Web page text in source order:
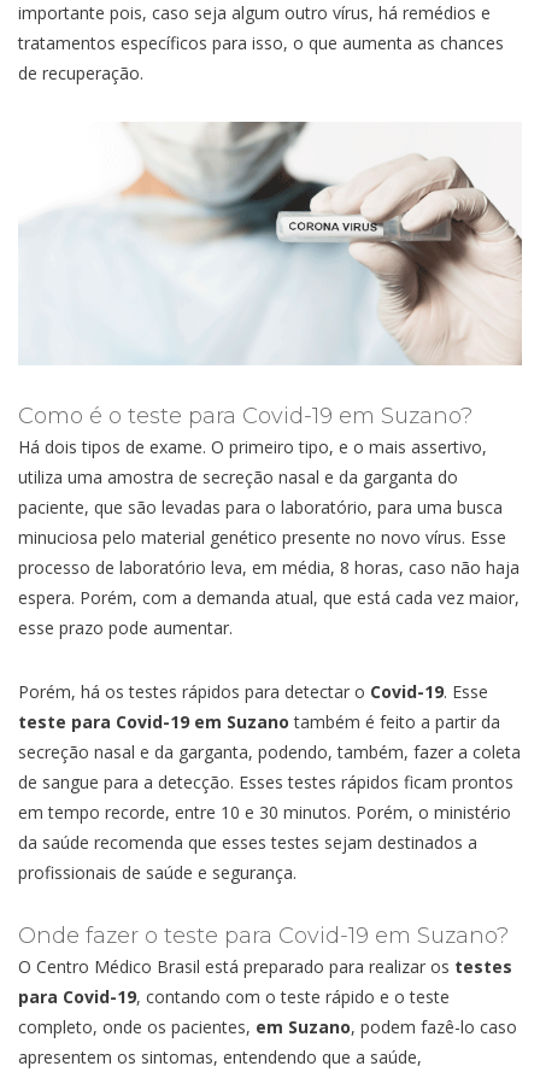
importante pois, caso seja algum outro vírus, há remédios e
tratamentos específicos para isso, o que aumenta as chances
de recuperação.
Como é o teste para Covid-19 em Suzano?
Há dois tipos de exame. O primeiro tipo, e o mais assertivo,
utiliza uma amostra de secreção nasal e da garganta do
paciente, que são levadas para o laboratório, para uma busca
minuciosa pelo material genético presente no novo vírus. Esse
processo de laboratório leva, em média, 8 horas, caso não haja
espera. Porém, com a demanda atual, que está cada vez maior,
esse prazo pode aumentar.
Porém, há os testes rápidos para detectar o Covid-19. Esse
teste para Covid-19 em Suzano também é feito a partir da
secreção nasal e da garganta, podendo, também, fazer a coleta
de sangue para a detecção. Esses testes rápidos ficam prontos
em tempo recorde, entre 10 e 30 minutos. Porém, o ministério
da saúde recomenda que esses testes sejam destinados a
profissionais de saúde e segurança.
Onde fazer o teste para Covid-19 em Suzano?
O Centro Médico Brasil está preparado para realizar os testes
para Covid-19, contando com o teste rápido e o teste
completo, onde os pacientes, em Suzano, podem fazê-lo caso
apresentem os sintomas, entendendo que a saúde,